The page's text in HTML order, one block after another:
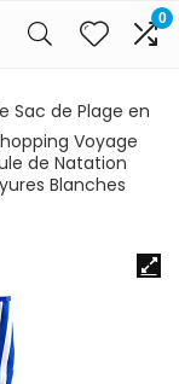
0
Sac de Plage en
Voyage
de Natation
Blanches